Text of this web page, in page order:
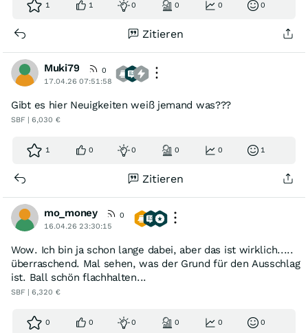
1 1 0 0 0 0
Zitieren
Muki79
0
17.04.26 07:51:58
Gibt es hier Neuigkeiten weiß jemand was???
SBF | 6,030 €
1 0 0 0 0 1
Zitieren
mo_money
0
16.04.26 23:30:15
Wow. Ich bin ja schon lange dabei, aber das ist wirklich.....
überraschend. Mal sehen, was der Grund für den Ausschlag
ist. Ball schön flachhalten...
SBF | 6,320 €
0 0 0 0 0 0